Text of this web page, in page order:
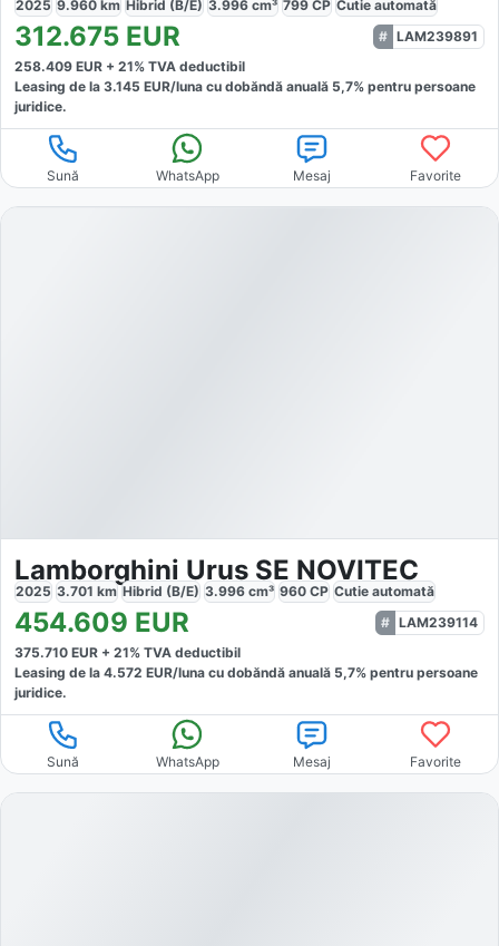
2025 9.960 km Hibrid (B/E) 3.996 cm³ 799 CP Cutie automată
312.675 EUR
LAM239891
258.409 EUR + 21% TVA deductibil
Leasing de la 3.145 EUR/luna cu dobăndă anuală 5,7% pentru persoane
juridice.
Sună WhatsApp Mesaj Favorite
Lamborghini Urus SE NOVITEC
2025 3.701 km Hibrid (B/E) 3.996 cm³ 960 CP Cutie automată
454.609 EUR
LAM239114
375.710 EUR + 21% TVA deductibil
Leasing de la 4.572 EUR/luna cu dobăndă anuală 5,7% pentru persoane
juridice.
Sună WhatsApp Mesaj Favorite